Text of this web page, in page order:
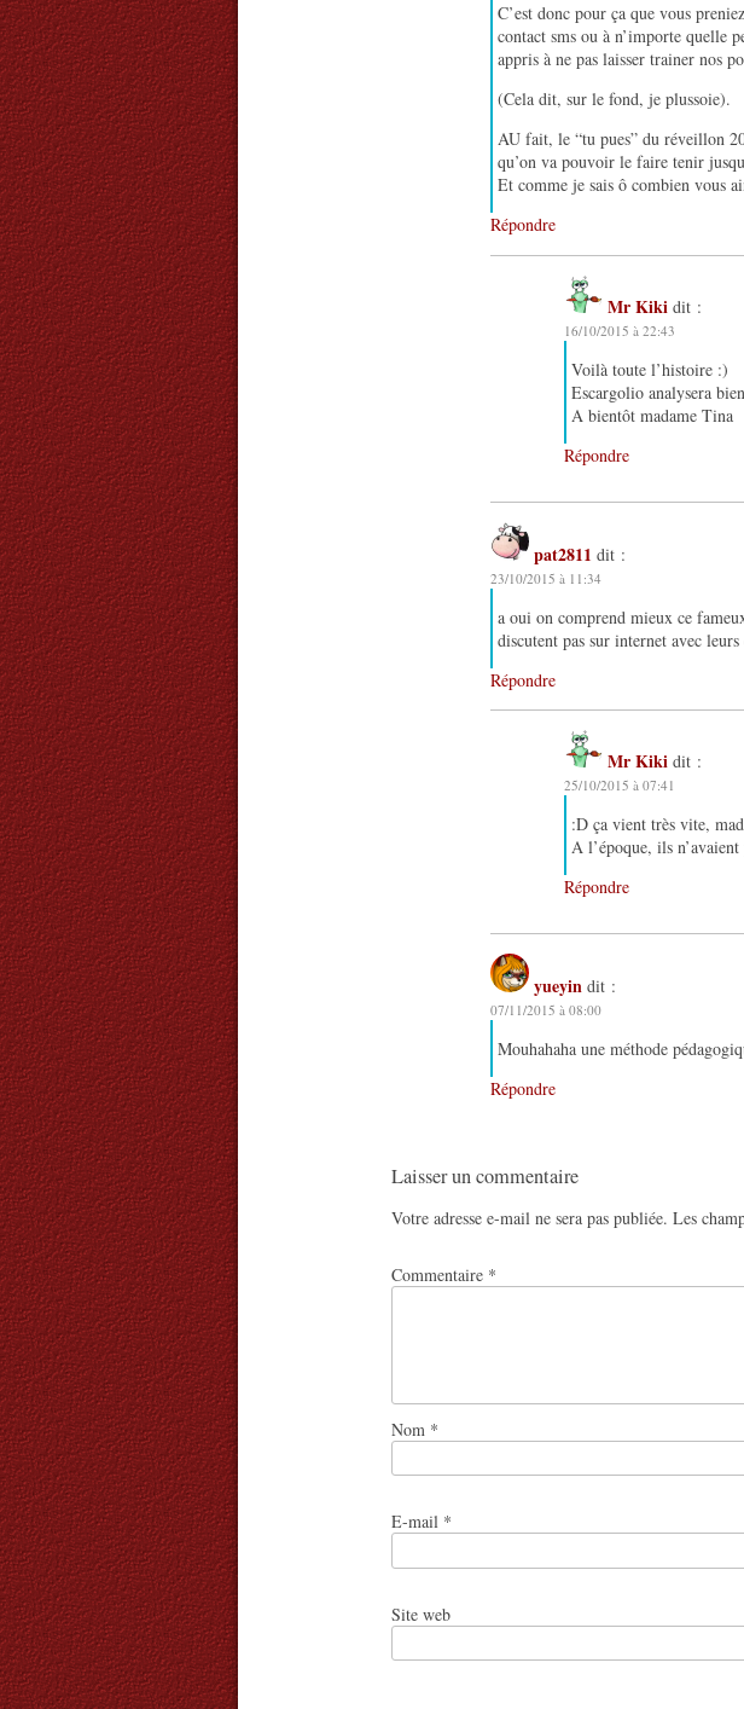
C’est donc pour ça que vous
contact sms ou à n’importe quelle
appris à ne pas laisser trainer nos
(Cela dit, sur le fond, je plussoie).
AU fait, le “tu pues” du réveillon
qu’on va pouvoir le faire tenir
Et comme je sais ô combien vous
Répondre
Mr Kiki dit :
16/10/2015 à 22:43
Voilà toute l’histoire :)
Escargolio analysera
A bientôt madame Tina
Répondre
pat2811 dit :
23/10/2015 à 11:34
a oui on comprend mieux ce
discutent pas sur internet avec
Répondre
Mr Kiki dit :
25/10/2015 à 07:41
:D ça vient très vite,
A l’époque, ils
Répondre
yueyin dit :
07/11/2015 à 08:00
Mouhahaha une méthode
Répondre
Laisser un commentaire
Votre adresse e-mail ne sera pas publiée. Les
Commentaire *
Nom *
E-mail *
Site web